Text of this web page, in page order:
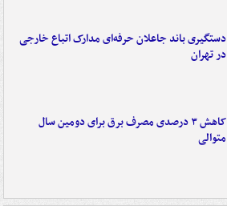
دستگیری باند جاعلان حرفه‌ای مدارک اتباع خارجی
در تهران
کاهش ۳ درصدی مصرف برق برای دومین سال
متوالی